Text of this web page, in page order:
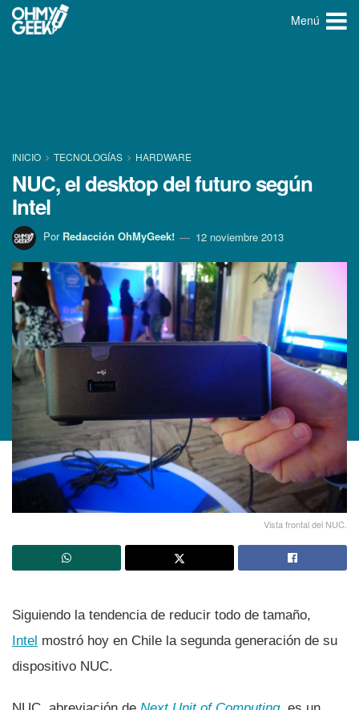
Menú
INICIO TECNOLOGÍ­AS HARDWARE
NUC, el desktop del futuro según
Intel
Por Redacción OhMyGeek! 12 noviembre 2013
Vista frontal del NUC.
Siguiendo la tendencia de reducir todo de tamaño,
Intel mostró hoy en Chile la segunda generación de su
dispositivo NUC.